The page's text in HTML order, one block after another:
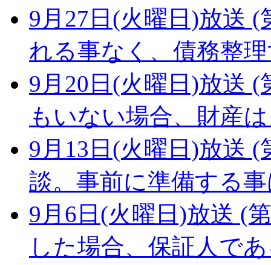
9月27日(火曜日)放送 (
れる事なく、債務整
9月20日(火曜日)放送 (
もいない場合、財産
9月13日(火曜日)放送 (
談。事前に準備する
9月6日(火曜日)放送 (
した場合、保証人で